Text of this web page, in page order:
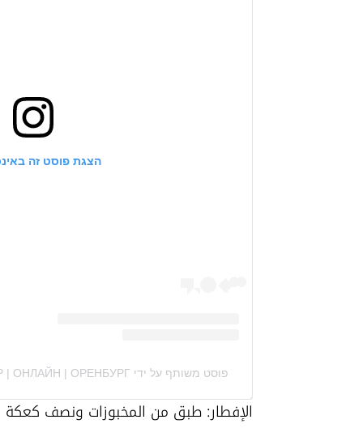
הצגת פוסט זה
פוסט משותף על ידי ‏‎ФИТНЕС | ТРЕНЕР | ОНЛАЙН | ОРЕНБУРГ‎‏ (@‏‎dmitryfit‎‏)
الإفطار: طبق من المخبوزات ونصف كعكة